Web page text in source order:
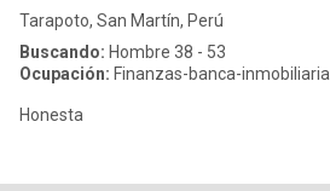
Tarapoto, San Martín, Perú
Buscando: Hombre 38 - 53
Ocupación: Finanzas-banca-inmobiliaria
Honesta